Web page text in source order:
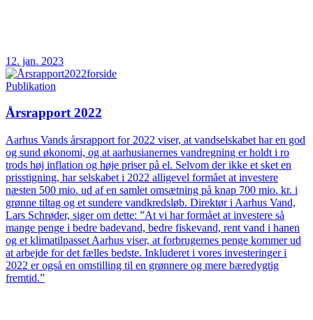
12. jan. 2023
Publikation
Årsrapport 2022
Aarhus Vands årsrapport for 2022 viser, at vandselskabet har en god
og sund økonomi, og at aarhusianernes vandregning er holdt i ro
trods høj inflation og høje priser på el. Selvom der ikke et sket en
prisstigning, har selskabet i 2022 alligevel formået at investere
næsten 500 mio. ud af en samlet omsætning på knap 700 mio. kr. i
grønne tiltag og et sundere vandkredsløb. Direktør i Aarhus Vand,
Lars Schrøder, siger om dette: ”At vi har formået at investere så
mange penge i bedre badevand, bedre fiskevand, rent vand i hanen
og et klimatilpasset Aarhus viser, at forbrugernes penge kommer ud
at arbejde for det fælles bedste. Inkluderet i vores investeringer i
2022 er også en omstilling til en grønnere og mere bæredygtig
fremtid.”